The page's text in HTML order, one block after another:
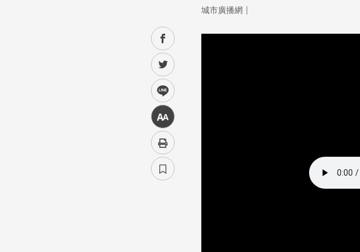
facebook
twitter
line
中
城市廣播網 ｜